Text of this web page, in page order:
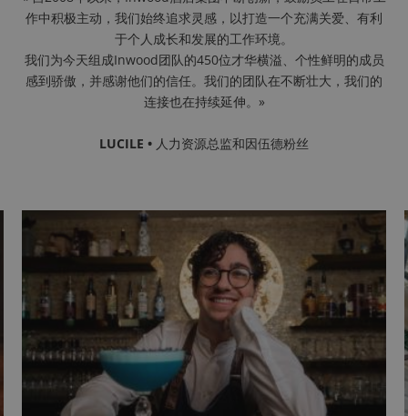
作中积极主动，我们始终追求灵感，以打造一个充满关爱、有利
于个人成长和发展的工作环境。
我们为今天组成Inwood团队的450位才华横溢、个性鲜明的成员
感到骄傲，并感谢他们的信任。我们的团队在不断壮大，我们的
连接也在持续延伸。»
LUCILE • 人力资源总监和因伍德粉丝